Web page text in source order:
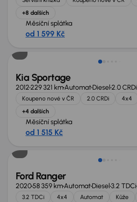
+8 dalších
Měsíční splátka
od 1 599 Kč
Kia Sportage
2012229 321 kmAutomatDiesel2.0 CRDi
Koupeno nové v ČR 2.0 CRDi 4x4
+4 dalších
Měsíční splátka
od 1 515 Kč
Ford Ranger
202058 359 kmAutomatDiesel3.2 TDCi
3.2 TDCi 4x4 Automat Kůže